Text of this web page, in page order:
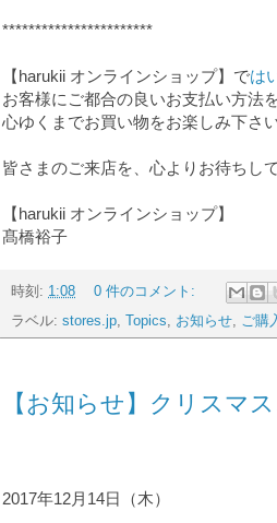
***********************
【harukii オンラインショップ】では
お客様にご都合の良いお支払い方法
心ゆくまでお買い物をお楽しみ下さい
皆さまのご来店を、心よりお待ちし
【harukii オンラインショップ】
髙橋裕子
時刻: 1:08
0 件のコメント:
ラベル: stores.jp, Topics, お知らせ, ご購
【お知らせ】クリスマ
2017年12月14日（木）